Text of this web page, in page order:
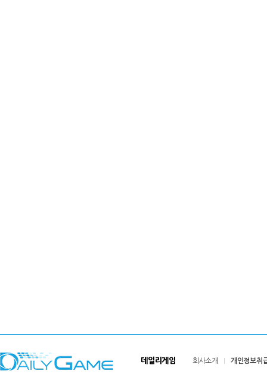
데일리게임 회사소개 개인정보취